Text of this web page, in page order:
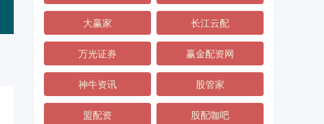
大赢家 长江云配
万光证券 赢金配资网
神牛资讯 股管家
盟配资 股配咖吧